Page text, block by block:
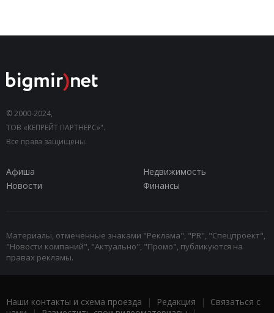
© 2000-2024,
ТОВ «КЕПРЕЙТ ПАРТНЕРС»".
Все права защищены.
Афиша
Недвижимость
Новости
Финансы
Материалы, отмеченные знаками "Реклама", "PR", "Спецпроект",
"Новости компаний", "Актуально", "Промо", публикуются на
правах рекламы.
Наши контакты и схема проезда | Редакция | Связаться с